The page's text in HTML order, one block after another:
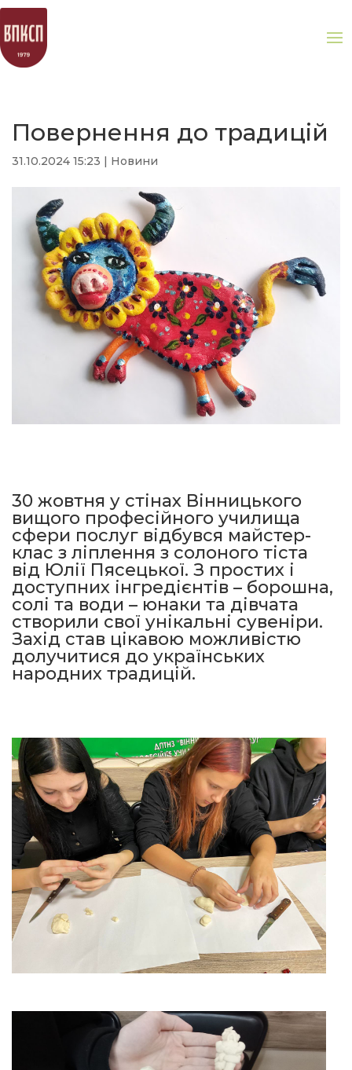
Повернення до традицій
31.10.2024 15:23 Новини
30 жовтня у стінах Вінницького
вищого професійного училища
сфери послуг відбувся майстер-
клас з ліплення з солоного тіста
від Юлії Пясецької. З простих і
доступних інгредієнтів – борошна,
солі та води – юнаки та дівчата
створили свої унікальні сувеніри.
Захід став цікавою можливістю
долучитися до українських
народних традицій.